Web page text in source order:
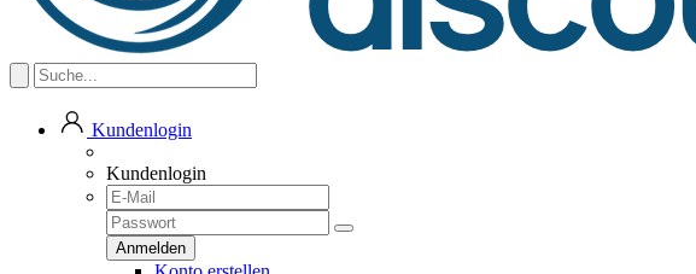
Kundenlogin
Kundenlogin